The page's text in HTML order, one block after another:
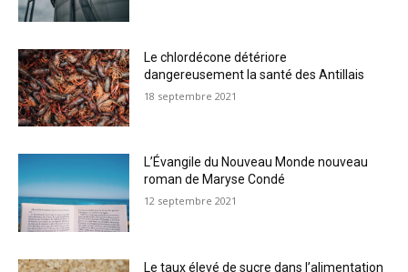
Le chlordécone détériore
dangereusement la santé des Antillais
18 septembre 2021
L’Évangile du Nouveau Monde nouveau
roman de Maryse Condé
12 septembre 2021
Le taux élevé de sucre dans l’alimentation